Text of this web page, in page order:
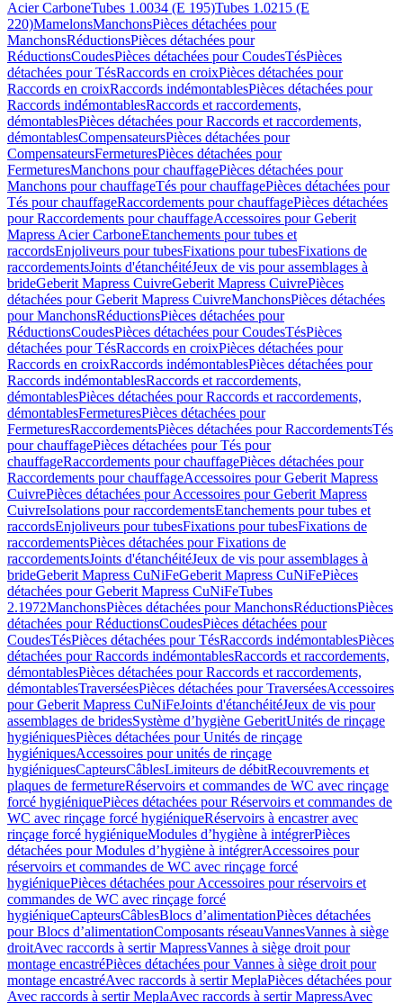
Acier CarboneTubes 1.0034 (E 195)Tubes 1.0215 (E
220)MamelonsManchonsPièces détachées pour
ManchonsRéductionsPièces détachées pour
RéductionsCoudesPièces détachées pour CoudesTésPièces
détachées pour TésRaccords en croixPièces détachées pour
Raccords en croixRaccords indémontablesPièces détachées pour
Raccords indémontablesRaccords et raccordements,
démontablesPièces détachées pour Raccords et raccordements,
démontablesCompensateursPièces détachées pour
CompensateursFermeturesPièces détachées pour
FermeturesManchons pour chauffagePièces détachées pour
Manchons pour chauffageTés pour chauffagePièces détachées pour
Tés pour chauffageRaccordements pour chauffagePièces détachées
pour Raccordements pour chauffageAccessoires pour Geberit
Mapress Acier CarboneEtanchements pour tubes et
raccordsEnjoliveurs pour tubesFixations pour tubesFixations de
raccordementsJoints d'étanchéitéJeux de vis pour assemblages à
brideGeberit Mapress CuivreGeberit Mapress CuivrePièces
détachées pour Geberit Mapress CuivreManchonsPièces détachées
pour ManchonsRéductionsPièces détachées pour
RéductionsCoudesPièces détachées pour CoudesTésPièces
détachées pour TésRaccords en croixPièces détachées pour
Raccords en croixRaccords indémontablesPièces détachées pour
Raccords indémontablesRaccords et raccordements,
démontablesPièces détachées pour Raccords et raccordements,
démontablesFermeturesPièces détachées pour
FermeturesRaccordementsPièces détachées pour RaccordementsTés
pour chauffagePièces détachées pour Tés pour
chauffageRaccordements pour chauffagePièces détachées pour
Raccordements pour chauffageAccessoires pour Geberit Mapress
CuivrePièces détachées pour Accessoires pour Geberit Mapress
CuivreIsolations pour raccordementsEtanchements pour tubes et
raccordsEnjoliveurs pour tubesFixations pour tubesFixations de
raccordementsPièces détachées pour Fixations de
raccordementsJoints d'étanchéitéJeux de vis pour assemblages à
brideGeberit Mapress CuNiFeGeberit Mapress CuNiFePièces
détachées pour Geberit Mapress CuNiFeTubes
2.1972ManchonsPièces détachées pour ManchonsRéductionsPièces
détachées pour RéductionsCoudesPièces détachées pour
CoudesTésPièces détachées pour TésRaccords indémontablesPièces
détachées pour Raccords indémontablesRaccords et raccordements,
démontablesPièces détachées pour Raccords et raccordements,
démontablesTraverséesPièces détachées pour TraverséesAccessoires
pour Geberit Mapress CuNiFeJoints d'étanchéitéJeux de vis pour
assemblages de bridesSystème d’hygiène GeberitUnités de rinçage
hygiéniquesPièces détachées pour Unités de rinçage
hygiéniquesAccessoires pour unités de rinçage
hygiéniquesCapteursCâblesLimiteurs de débitRecouvrements et
plaques de fermetureRéservoirs et commandes de WC avec rinçage
forcé hygiéniquePièces détachées pour Réservoirs et commandes de
WC avec rinçage forcé hygiéniqueRéservoirs à encastrer avec
rinçage forcé hygiéniqueModules d’hygiène à intégrerPièces
détachées pour Modules d’hygiène à intégrerAccessoires pour
réservoirs et commandes de WC avec rinçage forcé
hygiéniquePièces détachées pour Accessoires pour réservoirs et
commandes de WC avec rinçage forcé
hygiéniqueCapteursCâblesBlocs d’alimentationPièces détachées
pour Blocs d’alimentationComposants réseauVannesVannes à siège
droitAvec raccords à sertir MapressVannes à siège droit pour
montage encastréPièces détachées pour Vannes à siège droit pour
montage encastréAvec raccords à sertir MeplaPièces détachées pour
Avec raccords à sertir MeplaAvec raccords à sertir MapressAvec